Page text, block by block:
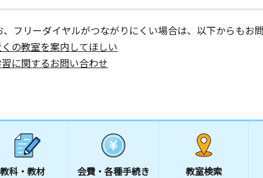
、フリーダイヤルがつながりにくい場合は、以下からもお
の教室を案内してほしい
に関するお問い合わせ
教科・教材 会費・ 各種手続き 教室検索